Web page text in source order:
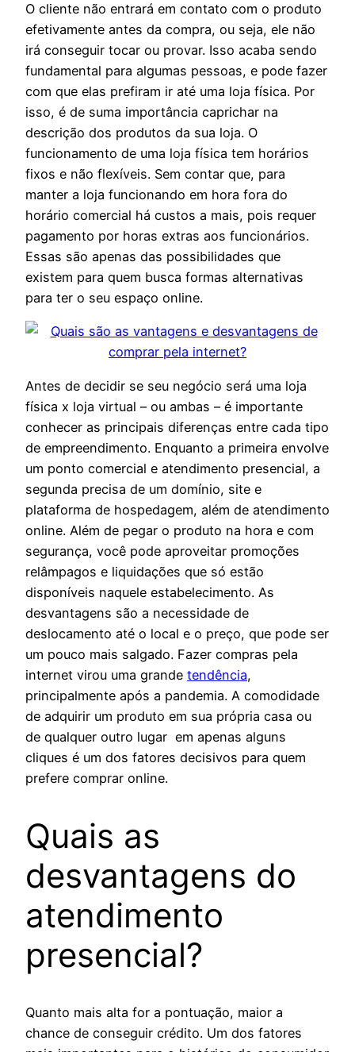
O cliente não entrará em contato com o produto
efetivamente antes da compra, ou seja, ele não
irá conseguir tocar ou provar. Isso acaba sendo
fundamental para algumas pessoas, e pode fazer
com que elas prefiram ir até uma loja física. Por
isso, é de suma importância caprichar na
descrição dos produtos da sua loja. O
funcionamento de uma loja física tem horários
fixos e não flexíveis. Sem contar que, para
manter a loja funcionando em hora fora do
horário comercial há custos a mais, pois requer
pagamento por horas extras aos funcionários.
Essas são apenas das possibilidades que
existem para quem busca formas alternativas
para ter o seu espaço online.
Antes de decidir se seu negócio será uma loja
física x loja virtual – ou ambas – é importante
conhecer as principais diferenças entre cada tipo
de empreendimento. Enquanto a primeira envolve
um ponto comercial e atendimento presencial, a
segunda precisa de um domínio, site e
plataforma de hospedagem, além de atendimento
online. Além de pegar o produto na hora e com
segurança, você pode aproveitar promoções
relâmpagos e liquidações que só estão
disponíveis naquele estabelecimento. As
desvantagens são a necessidade de
deslocamento até o local e o preço, que pode ser
um pouco mais salgado. Fazer compras pela
internet virou uma grande tendência,
principalmente após a pandemia. A comodidade
de adquirir um produto em sua própria casa ou
de qualquer outro lugar em apenas alguns
cliques é um dos fatores decisivos para quem
prefere comprar online.
Quais as
desvantagens do
atendimento
presencial?
Quanto mais alta for a pontuação, maior a
chance de conseguir crédito. Um dos fatores